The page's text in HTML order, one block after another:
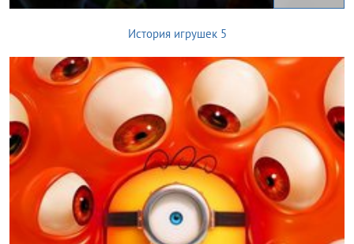
История игрушек 5